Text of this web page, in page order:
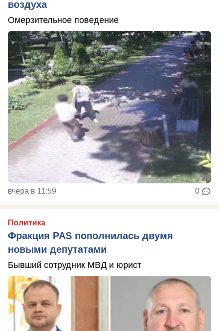
воздуха
Омерзительное поведение
вчера в 11:59 0
Политика
Фракция PAS пополнилась двумя
новыми депутатами
Бывший сотрудник МВД и юрист